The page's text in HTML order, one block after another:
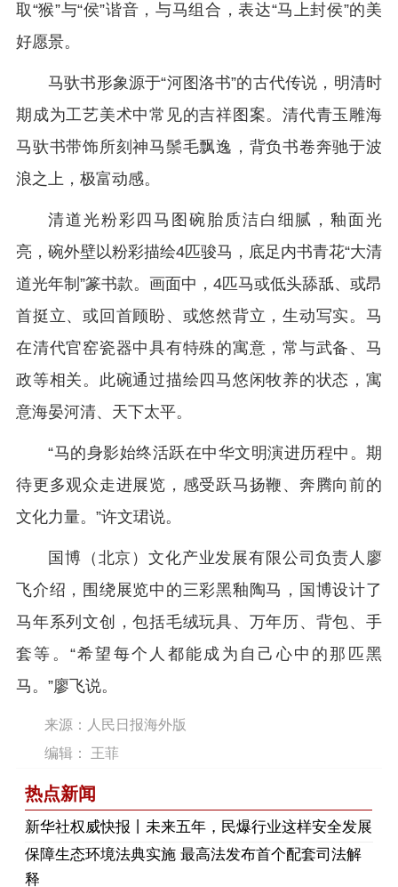
取“猴”与“侯”谐音，与马组合，表达“马上封侯”的美
好愿景。
马驮书形象源于“河图洛书”的古代传说，明清时
期成为工艺美术中常见的吉祥图案。清代青玉雕海
马驮书带饰所刻神马鬃毛飘逸，背负书卷奔驰于波
浪之上，极富动感。
清道光粉彩四马图碗胎质洁白细腻，釉面光
亮，碗外壁以粉彩描绘4匹骏马，底足内书青花“大清
道光年制”篆书款。画面中，4匹马或低头舔舐、或昂
首挺立、或回首顾盼、或悠然背立，生动写实。马
在清代官窑瓷器中具有特殊的寓意，常与武备、马
政等相关。此碗通过描绘四马悠闲牧养的状态，寓
意海晏河清、天下太平。
“马的身影始终活跃在中华文明演进历程中。期
待更多观众走进展览，感受跃马扬鞭、奔腾向前的
文化力量。”许文珺说。
国博（北京）文化产业发展有限公司负责人廖
飞介绍，围绕展览中的三彩黑釉陶马，国博设计了
马年系列文创，包括毛绒玩具、万年历、背包、手
套等。“希望每个人都能成为自己心中的那匹黑
马。”廖飞说。
来源：人民日报海外版
编辑： 王菲
热点新闻
​新华社权威快报丨未来五年，民爆行业这样安全发展
保障生态环境法典实施 最高法发布首个配套司法解
释